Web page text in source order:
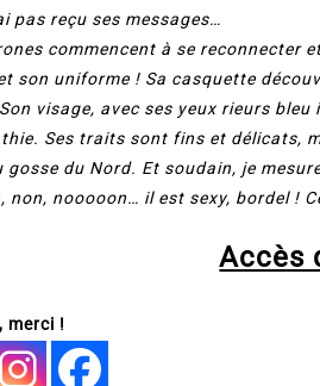
pas reçu ses messages…
commencent à se reconnecter
son uniforme ! Sa casquette
visage, avec ses yeux rieurs
Ses traits sont fins et délicats,
gosse du Nord. Et soudain, je
non, nooooon… il est sexy, bordel !
Accès
merci !